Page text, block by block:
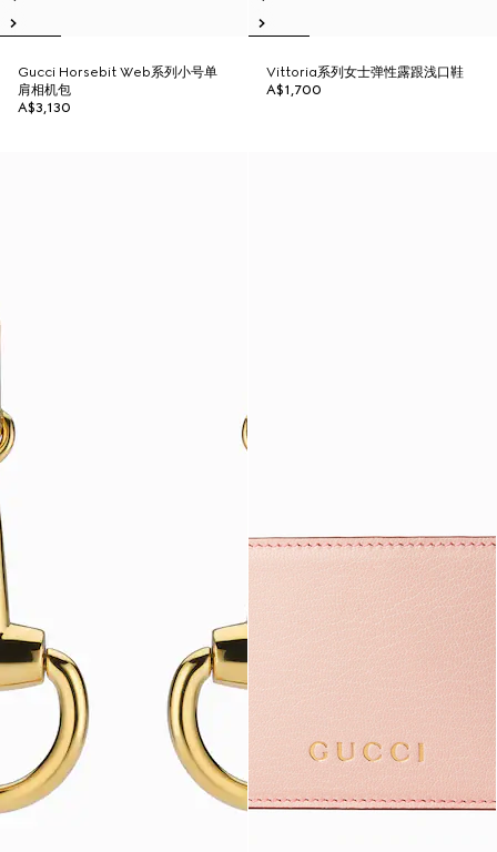
Gucci Horsebit Web系列小号单
肩相机包
A$3,130
Vittoria系列女士弹性露跟浅口鞋
A$1,700